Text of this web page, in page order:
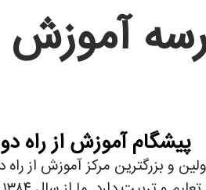
آموزش
پیشگام آموزش از راه
و بزرگترین مرکز آموزش از